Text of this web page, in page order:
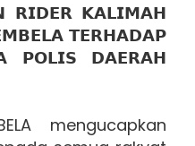
𝗥𝗜𝗗𝗘𝗥 𝗞𝗔𝗟𝗜𝗠𝗔𝗛
𝗧𝗘𝗥𝗛𝗔𝗗𝗔𝗣
𝗣𝗢𝗟𝗜𝗦 𝗗𝗔𝗘𝗥𝗔𝗛
mengucapkan